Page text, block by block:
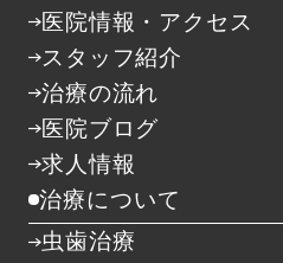
医院情報・アクセス
スタッフ紹介
治療の流れ
医院ブログ
求人情報
治療について
虫歯治療